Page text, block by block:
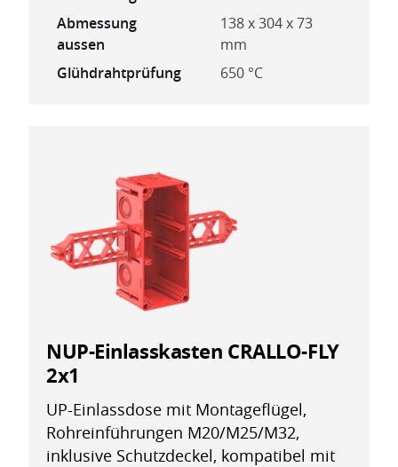
Abmessung
aussen
138 x 304 x 73
mm
Glühdrahtprüfung
650 °C
NUP-Einlasskasten CRALLO-FLY
2x1
UP-Einlassdose mit Montageflügel,
Rohreinführungen M20/M25/M32,
inklusive Schutzdeckel, kompatibel mit